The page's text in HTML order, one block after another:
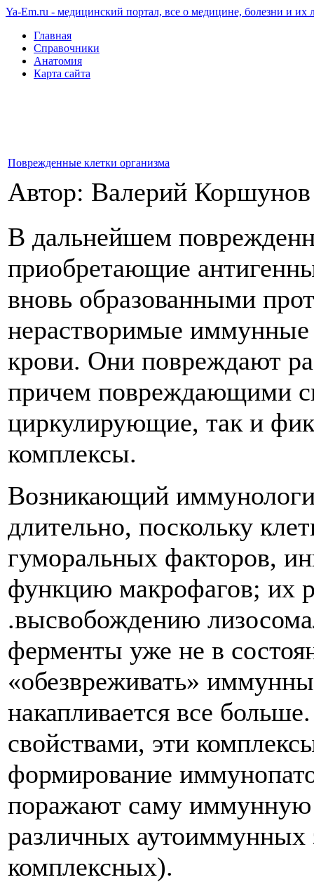
Ya-Em.ru - медицинский портал, все о медицине, болезни и их
Главная
Справочники
Анатомия
Карта сайта
Поврежденные клетки организма
Автор: Валерий
В дальнейшем
приобретающие
вновь образованными
нерастворимые
крови. Они повреждают
причем повреждающими
циркулирующие, так и
комплексы.
Возникающий
длительно, поскольку
гуморальных факторов,
функцию макрофагов; их
.высвобождению
ферменты уже не в
«обезвреживать»
накапливается все
свойствами, эти
формирование
поражают саму иммунную
различных
комплексных).